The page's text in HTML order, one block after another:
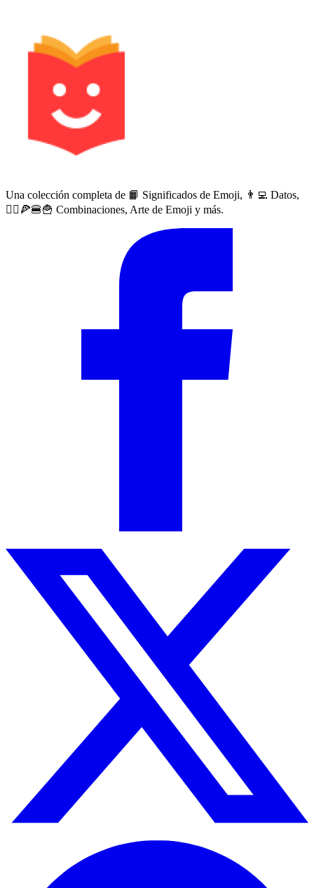
Una colección completa de 📙 Significados de Emoji, 👨‍💻 Datos,
🙅‍♀️🍕🍔🍟 Combinaciones, Arte de Emoji y más.